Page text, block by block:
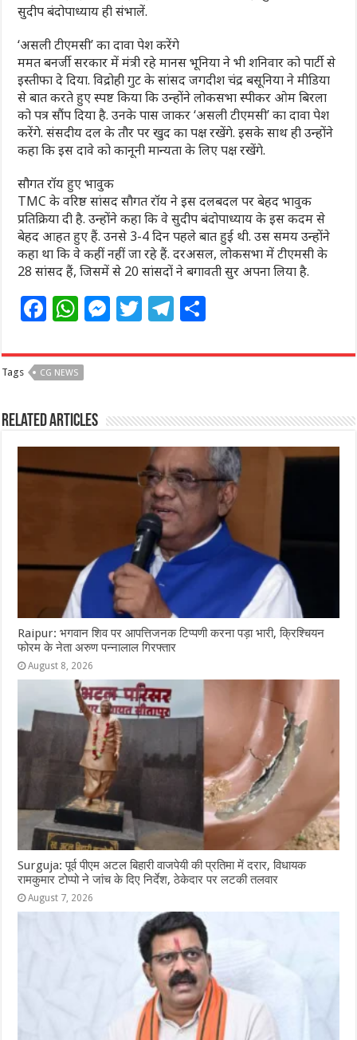
सुदीप बंदोपाध्याय ही संभालें.
‘असली टीएमसी’ का दावा पेश करेंगे
ममत बनर्जी सरकार में मंत्री रहे मानस भूनिया ने भी शनिवार को पार्टी से
इस्तीफा दे दिया. विद्रोही गुट के सांसद जगदीश चंद्र बसूनिया ने मीडिया
से बात करते हुए स्पष्ट किया कि उन्होंने लोकसभा स्पीकर ओम बिरला
को पत्र सौंप दिया है. उनके पास जाकर ‘असली टीएमसी’ का दावा पेश
करेंगे. संसदीय दल के तौर पर खुद का पक्ष रखेंगे. इसके साथ ही उन्होंने
कहा कि इस दावे को कानूनी मान्यता के लिए पक्ष रखेंगे.
सौगत रॉय हुए भावुक
TMC के वरिष्ठ सांसद सौगत रॉय ने इस दलबदल पर बेहद भावुक
प्रतिक्रिया दी है. उन्होंने कहा कि वे सुदीप बंदोपाध्याय के इस कदम से
बेहद आहत हुए हैं. उनसे 3-4 दिन पहले बात हुई थी. उस समय उन्होंने
कहा था कि वे कहीं नहीं जा रहे हैं. दरअसल, लोकसभा में टीएमसी के
28 सांसद हैं, जिसमें से 20 सांसदों ने बगावती सुर अपना लिया है.
F
c
e
b
o
o
k
W
at
s
A
p
M
ss
n
g
r
T
itt
r
T
e
ra
m
ar
Tags CG NEWS
Related Articles
Raipur: भगवान शिव पर आपत्तिजनक टिप्पणी करना पड़ा भारी, क्रिश्चियन
फोरम के नेता अरुण पन्नालाल गिरफ्तार
August 8, 2026
Surguja: पूर्व पीएम अटल बिहारी वाजपेयी की प्रतिमा में दरार, विधायक
रामकुमार टोप्पो ने जांच के दिए निर्देश, ठेकेदार पर लटकी तलवार
August 7, 2026